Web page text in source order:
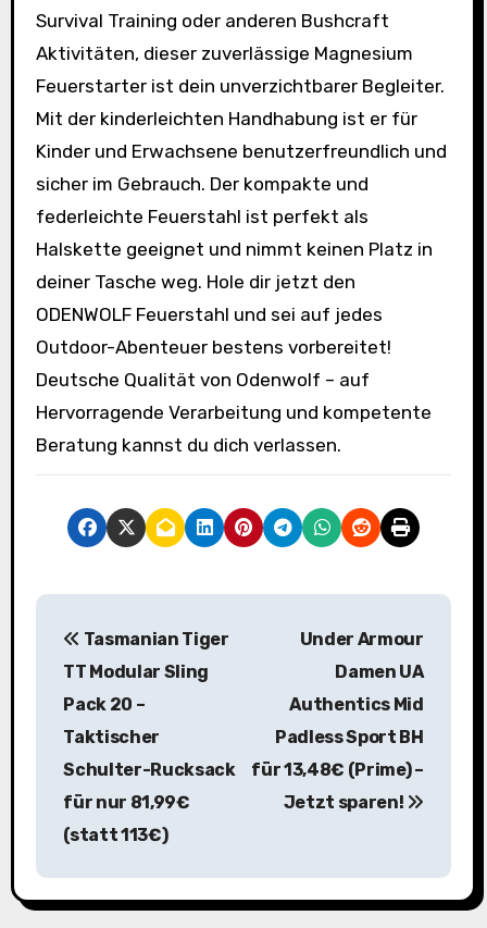
Survival Training oder anderen Bushcraft
Aktivitäten, dieser zuverlässige Magnesium
Feuerstarter ist dein unverzichtbarer Begleiter.
Mit der kinderleichten Handhabung ist er für
Kinder und Erwachsene benutzerfreundlich und
sicher im Gebrauch. Der kompakte und
federleichte Feuerstahl ist perfekt als
Halskette geeignet und nimmt keinen Platz in
deiner Tasche weg. Hole dir jetzt den
ODENWOLF Feuerstahl und sei auf jedes
Outdoor-Abenteuer bestens vorbereitet!
Deutsche Qualität von Odenwolf – auf
Hervorragende Verarbeitung und kompetente
Beratung kannst du dich verlassen.
B
g
Tasmanian Tiger
TT Modular Sling
Pack 20 –
Taktischer
Schulter-Rucksack
für nur 81,99€
(statt 113€)
Under Armour
Damen UA
Authentics Mid
Padless Sport BH
für 13,48€ (Prime) –
Jetzt sparen!